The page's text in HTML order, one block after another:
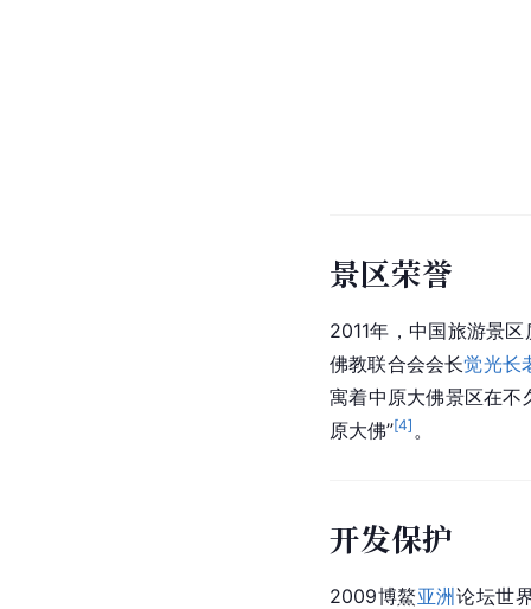
景区荣誉
2011年， 中国旅游景区
佛教联合会会长觉光长
寓着中原大佛景区在不
原大佛”[4] 。
开发保护
2009博鰲亚洲论坛世